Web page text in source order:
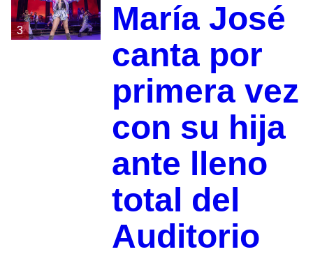
3
María José
canta por
primera vez
con su hija
ante lleno
total del
Auditorio